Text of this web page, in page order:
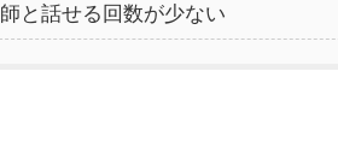
と話せる回数が少ない